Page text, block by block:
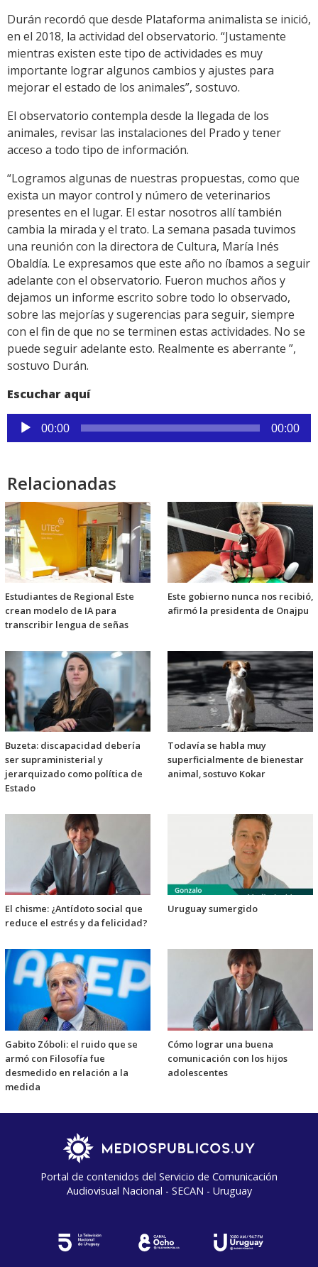
Durán recordó que desde Plataforma animalista se inició,
en el 2018, la actividad del observatorio. “Justamente
mientras existen este tipo de actividades es muy
importante lograr algunos cambios y ajustes para
mejorar el estado de los animales”, sostuvo.
El observatorio contempla desde la llegada de los
animales, revisar las instalaciones del Prado y tener
acceso a todo tipo de información.
“Logramos algunas de nuestras propuestas, como que
exista un mayor control y número de veterinarios
presentes en el lugar. El estar nosotros allí también
cambia la mirada y el trato. La semana pasada tuvimos
una reunión con la directora de Cultura, María Inés
Obaldía. Le expresamos que este año no íbamos a seguir
adelante con el observatorio. Fueron muchos años y
dejamos un informe escrito sobre todo lo observado,
sobre las mejorías y sugerencias para seguir, siempre
con el fin de que no se terminen estas actividades. No se
puede seguir adelante esto. Realmente es aberrante ”,
sostuvo Durán.
Escuchar aquí
Reproductor
de
00:00 00:00
Relacionadas
Estudiantes de Regional Este
crean modelo de IA para
transcribir lengua de señas
Este gobierno nunca nos recibió,
afirmó la presidenta de Onajpu
Buzeta: discapacidad debería
ser supraministerial y
jerarquizado como política de
Estado
Todavía se habla muy
superficialmente de bienestar
animal, sostuvo Kokar
El chisme: ¿Antídoto social que
reduce el estrés y da felicidad?
Uruguay sumergido
Gabito Zóboli: el ruido que se
armó con Filosofía fue
desmedido en relación a la
medida
Cómo lograr una buena
comunicación con los hijos
adolescentes
Portal de contenidos del Servicio de Comunicación
Audiovisual Nacional - SECAN - Uruguay